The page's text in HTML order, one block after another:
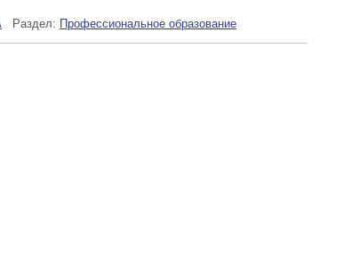
Раздел: Профессиональное образование